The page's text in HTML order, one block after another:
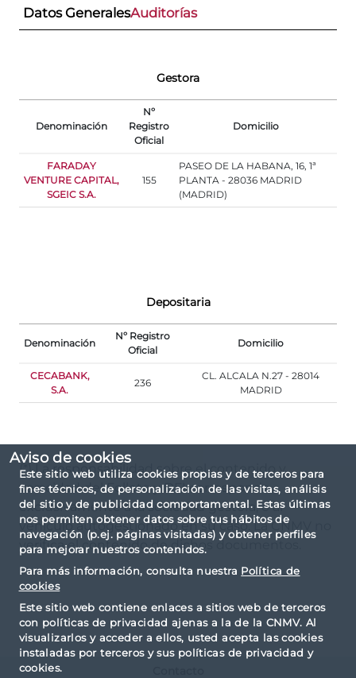
Aviso de cookies
Este sitio web utiliza cookies propias y de terceros para
fines técnicos, de personalización de las visitas, análisis
del sitio y de publicidad comportamental. Estas últimas
nos permiten obtener datos sobre tus hábitos de
navegación (p.ej. páginas visitadas) y obtener perfiles
para mejorar nuestros contenidos.
Para más información, consulta nuestra Política de
cookies
Este sitio web contiene enlaces a sitios web de terceros
con políticas de privacidad ajenas a la de la CNMV. Al
visualizarlos y acceder a ellos, usted acepta las cookies
instaladas por terceros y sus políticas de privacidad y
cookies.
Datos GeneralesAuditorías
Gestora
Denominación
Nº
Registro
Oficial
Domicilio
FARADAY
VENTURE CAPITAL,
SGEIC S.A.
155
PASEO DE LA HABANA, 16, 1ª
PLANTA - 28036 MADRID
(MADRID)
Depositaria
Denominación
Nº Registro
Oficial
Domicilio
CECABANK,
S.A.
236
CL. ALCALA N.27 - 28014
MADRID
(*) La responsabilidad sobre el contenido y
veracidad del Folleto y DFI corresponde
exclusivamente a la sociedad gestora, o al
vehículo autogestionado en su caso. La CNMV no
verifica el contenido de dichos documentos.